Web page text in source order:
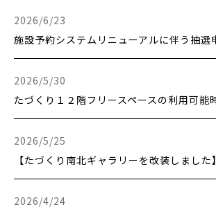
更新日時：
2026/6/23
更新日時：
2026/5/30
更新日時：
2026/5/25
【たづくり南北ギャラリーを改装しました】
更新日時：
2026/4/24